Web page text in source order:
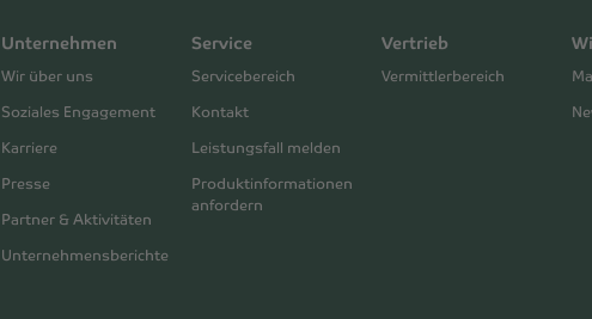
Unternehmen
Wir über uns
Soziales Engagement
Karriere
Presse
Partner & Aktivitäten
Unternehmensberichte
Service
Servicebereich
Kontakt
Leistungsfall melden
Produktinformationen
anfordern
Vertrieb
Vermittlerbereich